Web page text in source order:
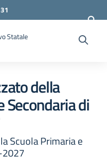
Statale
della
Secondaria di
Scuola Primaria e